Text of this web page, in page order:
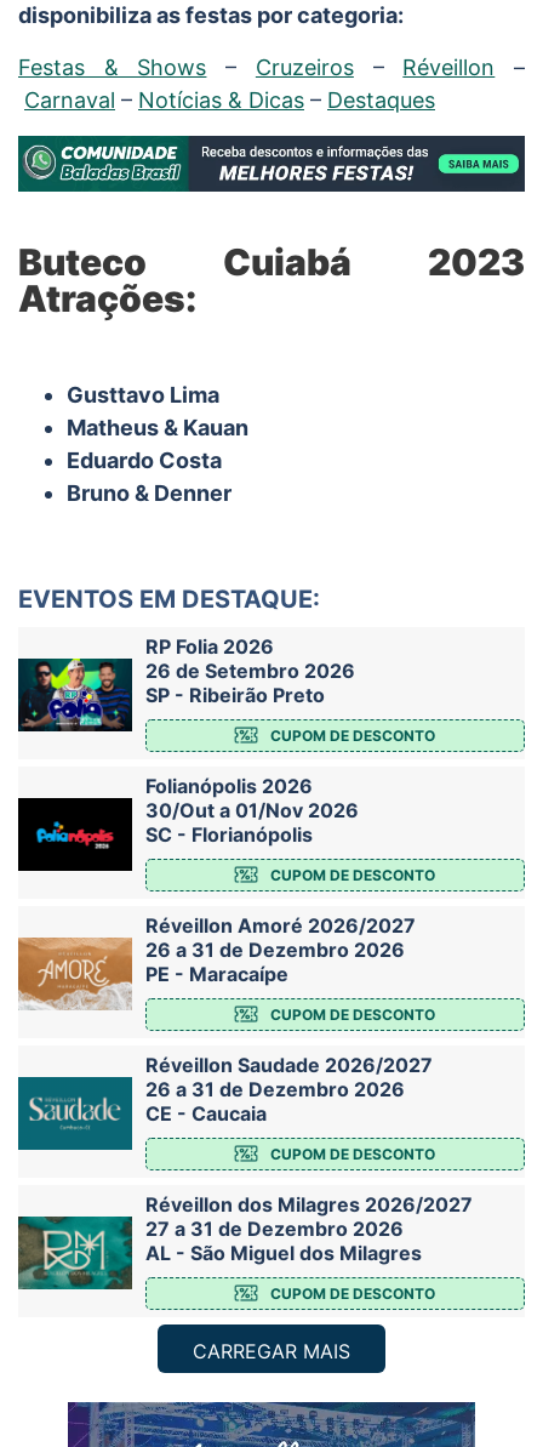
disponibiliza as festas por categoria:
Festas & Shows – Cruzeiros– Réveillon –
Carnaval – Notícias & Dicas – Destaques
Buteco Cuiabá 2023
Atrações:
Gusttavo Lima
Matheus & Kauan
Eduardo Costa
Bruno & Denner
EVENTOS EM DESTAQUE:
RP Folia 2026
26 de Setembro 2026
SP - Ribeirão Preto
CUPOM DE DESCONTO
Folianópolis 2026
30/Out a 01/Nov 2026
SC - Florianópolis
CUPOM DE DESCONTO
Réveillon Amoré 2026/2027
26 a 31 de Dezembro 2026
PE - Maracaípe
CUPOM DE DESCONTO
Réveillon Saudade 2026/2027
26 a 31 de Dezembro 2026
CE - Caucaia
CUPOM DE DESCONTO
Réveillon dos Milagres 2026/2027
27 a 31 de Dezembro 2026
AL - São Miguel dos Milagres
CUPOM DE DESCONTO
CARREGAR MAIS